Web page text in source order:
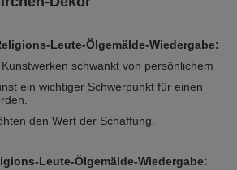
Leute-Ölgemälde-Wiedergabe:
schwankt von persönlichem
ein wichtiger Schwerpunkt für einen
den Wert der Schaffung.
Leute-Ölgemälde-Wiedergabe: